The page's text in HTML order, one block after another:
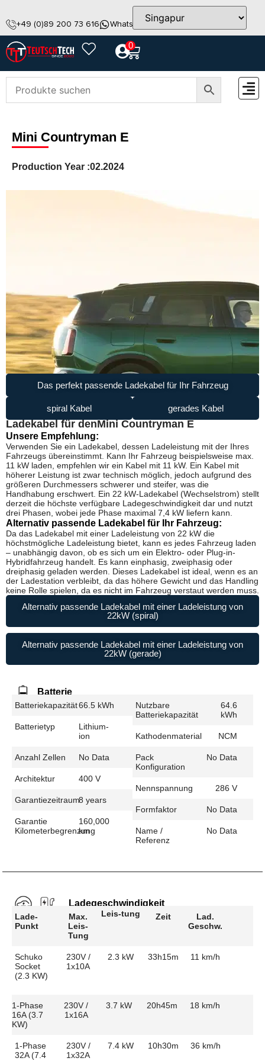
+49 (0)89 200 73 616 WhatsApp info@teutschtech.com
0
Mini Countryman E
Production Year :02.2024
Das perfekt passende Ladekabel für Ihr Fahrzeug
spiral Kabel gerades Kabel
Ladekabel für denMini Countryman E
Unsere Empfehlung:
Verwenden Sie ein Ladekabel, dessen Ladeleistung mit der Ihres
Fahrzeugs übereinstimmt. Kann Ihr Fahrzeug beispielsweise max.
11 kW laden, empfehlen wir ein Kabel mit 11 kW. Ein Kabel mit
höherer Leistung ist zwar technisch möglich, jedoch aufgrund des
größeren Durchmessers schwerer und steifer, was die
Handhabung erschwert. Ein 22 kW-Ladekabel (Wechselstrom) stellt
derzeit die höchste verfügbare Ladegeschwindigkeit dar und nutzt
drei Phasen, wobei jede Phase maximal 7,4 kW liefern kann.
Alternativ passende Ladekabel für Ihr Fahrzeug:
Da das Ladekabel mit einer Ladeleistung von 22 kW die
höchstmögliche Ladeleistung bietet, kann es jedes Fahrzeug laden
– unabhängig davon, ob es sich um ein Elektro- oder Plug-in-
Hybridfahrzeug handelt. Es kann einphasig, zweiphasig oder
dreiphasig geladen werden. Dieses Ladekabel ist ideal, wenn es an
der Ladestation verbleibt, da das höhere Gewicht und das Handling
keine Rolle spielen, da es nicht im Fahrzeug verstaut werden muss.
Alternativ passende Ladekabel mit einer Ladeleistung von
22kW (spiral)
Alternativ passende Ladekabel mit einer Ladeleistung von
22kW (gerade)
Batterie
Batteriekapazität66.5 kWh
Batterietyp
Lithium-
ion
Anzahl Zellen No Data
Architektur 400 V
Garantiezeitraum8 years
Garantie
Kilometerbegrenzung
160,000
km
Nutzbare
Batteriekapazität
64.6
kWh
Kathodenmaterial NCM
Pack
Konfiguration
No Data
Nennspannung 286 V
Formfaktor No Data
Name /
Referenz
No Data
Ladegeschwindigkeit
Lade-
Punkt
Max.
Leis-
Tung
Leis-tung Zeit
Lad.
Geschw.
Schuko
Socket
(2.3 KW)
230V /
1x10A
2.3 kW 33h15m 11 km/h
1-Phase
16A (3.7
KW)
230V /
1x16A
3.7 kW 20h45m 18 km/h
1-Phase
32A (7.4
230V /
1x32A
7.4 kW 10h30m 36 km/h